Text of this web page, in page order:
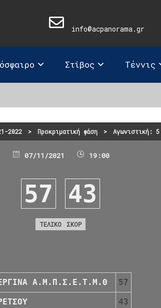
info@acpanorama.gr
Στίβος Τέννις
2022 > Προκριματική φάση > Αγωνιστική: 5
07/11/2021 19:00
57 43
ΤΕΛΙΚΟ ΣΚΟΡ
Α.Μ.Π.Σ.Ε.Τ.Μ.Θ 57
43